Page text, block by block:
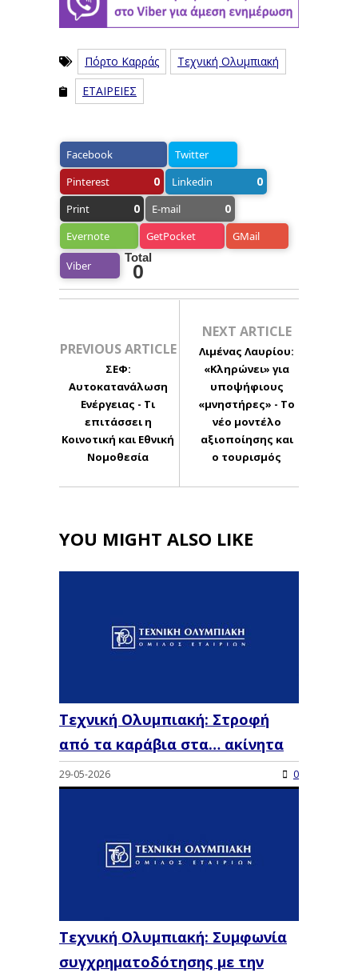
Πόρτο Καρράς
Τεχνική Ολυμπιακή
ΕΤΑΙΡΕΙΕΣ
Facebook
Twitter
Pinterest
0 Linkedin 0
Print 0 E-mail 0
Evernote GetPocket GMail
Viber
Total
0
PREVIOUS ARTICLE
ΣΕΦ:
Αυτοκατανάλωση
Ενέργειας - Τι
επιτάσσει η
Κοινοτική και Εθνική
Νομοθεσία
NEXT ARTICLE
Λιμένας Λαυρίου:
«Κληρώνει» για
υποψήφιους
«μνηστήρες» - Το
νέο μοντέλο
αξιοποίησης και
ο τουρισμός
YOU MIGHT ALSO LIKE
Τεχνική Ολυμπιακή: Στροφή
από τα καράβια στα… ακίνητα
29-05-2026 0
Τεχνική Ολυμπιακή: Συμφωνία
συγχρηματοδότησης με την